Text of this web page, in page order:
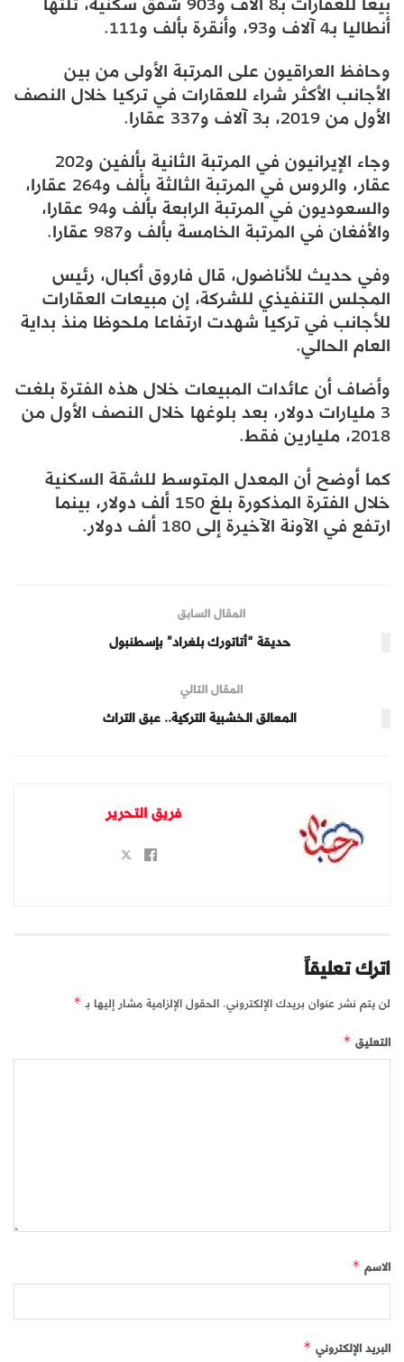
أنطاليا بـ4 آلاف و93، وأنقرة بألف و111.
وحافظ العراقيون على المرتبة الأولى من بين
الأجانب الأكثر شراء للعقارات في تركيا خلال النصف
الأول من 2019، بـ3 آلاف و337 عقارا.
وجاء الإيرانيون في المرتبة الثانية بألفين و202
عقار، والروس في المرتبة الثالثة بألف و264 عقارا،
والسعوديون في المرتبة الرابعة بألف و94 عقارا،
والأفغان في المرتبة الخامسة بألف و987 عقارا.
وفي حديث للأناضول، قال فاروق أكبال، رئيس
المجلس التنفيذي للشركة، إن مبيعات العقارات
للأجانب في تركيا شهدت ارتفاعا ملحوظا منذ بداية
العام الحالي.
وأضاف أن عائدات المبيعات خلال هذه الفترة بلغت
3 مليارات دولار، بعد بلوغها خلال النصف الأول من
2018، مليارين فقط.
كما أوضح أن المعدل المتوسط للشقة السكنية
خلال الفترة المذكورة بلغ 150 ألف دولار، بينما
ارتفع في الآونة الآخيرة إلى 180 ألف دولار.
المقال السابق
حديقة “أتاتورك بلغراد” بإسطنبول
المقال التالي
المعالق الخشبية التركية.. عبق التراث
فريق التحرير
اترك تعليقاً
لن يتم نشر عنوان بريدك الإلكتروني. الحقول الإلزامية مشار إليها بـ *
التعليق *
الاسم *
البريد الإلكتروني *